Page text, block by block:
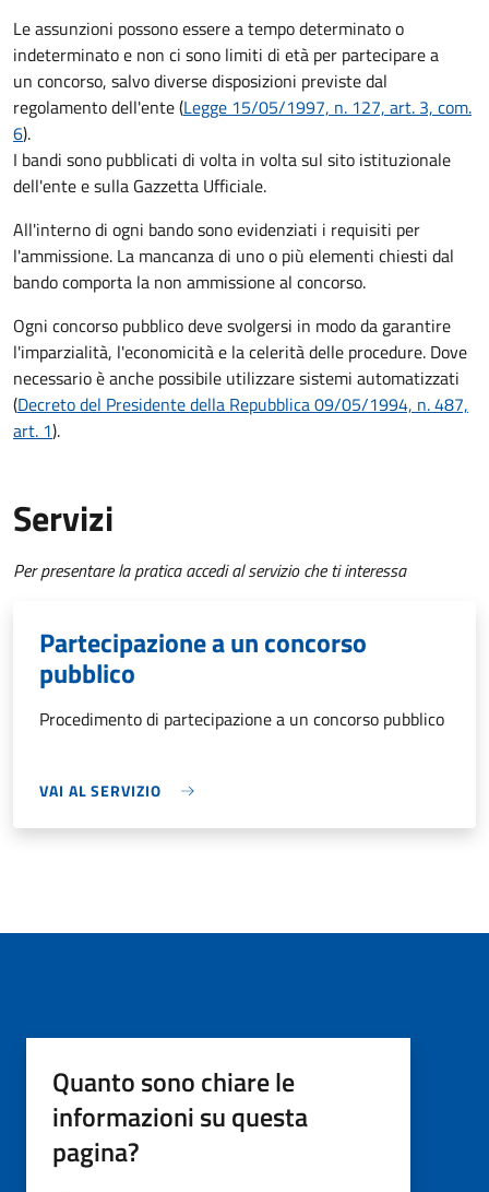
Le assunzioni possono essere a tempo determinato o
indeterminato e non ci sono limiti di età per partecipare a
un concorso, salvo diverse disposizioni previste dal
regolamento dell'ente (Legge 15/05/1997, n. 127, art. 3, com.
6).
I bandi sono pubblicati di volta in volta sul sito istituzionale
dell'ente e sulla Gazzetta Ufficiale.
All'interno di ogni bando sono evidenziati i requisiti per
l'ammissione. La mancanza di uno o più elementi chiesti dal
bando comporta la non ammissione al concorso.
Ogni concorso pubblico deve svolgersi in modo da garantire
l'imparzialità, l'economicità e la celerità delle procedure. Dove
necessario è anche possibile utilizzare sistemi automatizzati
(Decreto del Presidente della Repubblica 09/05/1994, n. 487,
art. 1).
Servizi
Per presentare la pratica accedi al servizio che ti interessa
Partecipazione a un concorso
pubblico
Procedimento di partecipazione a un concorso pubblico
VAI AL SERVIZIO
Quanto sono chiare le
informazioni su questa
pagina?